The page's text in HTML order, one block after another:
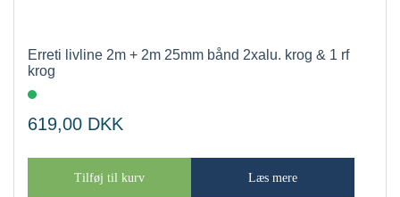
Erreti livline 2m + 2m 25mm bånd 2xalu. krog & 1 rf
krog
619,00 DKK
Tilføj til kurv Læs mere